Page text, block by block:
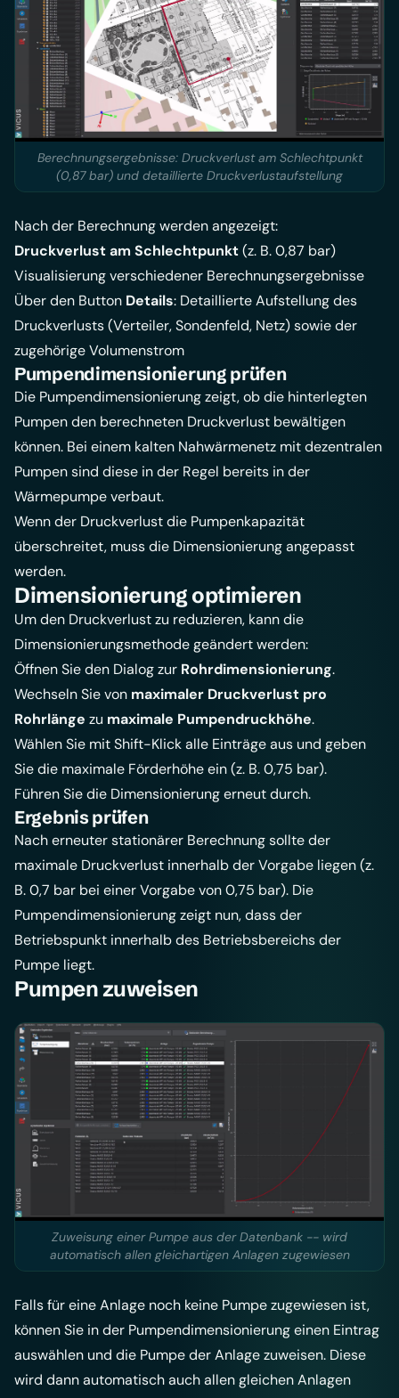
Berechnungsergebnisse: Druckverlust am Schlechtpunkt
(0,87 bar) und detaillierte Druckverlustaufstellung
Nach der Berechnung werden angezeigt:
Druckverlust am Schlechtpunkt(z. B. 0,87 bar)
Visualisierung verschiedener Berechnungsergebnisse
Über den Button Details: Detaillierte Aufstellung des
Druckverlusts (Verteiler, Sondenfeld, Netz) sowie der
zugehörige Volumenstrom
Pumpendimensionierung prüfen
Die Pumpendimensionierung zeigt, ob die hinterlegten
Pumpen den berechneten Druckverlust bewältigen
können. Bei einem kalten Nahwärmenetz mit dezentralen
Pumpen sind diese in der Regel bereits in der
Wärmepumpe verbaut.
Wenn der Druckverlust die Pumpenkapazität
überschreitet, muss die Dimensionierung angepasst
werden.
Dimensionierung optimieren
Um den Druckverlust zu reduzieren, kann die
Dimensionierungsmethode geändert werden:
Öffnen Sie den Dialog zur Rohrdimensionierung.
Wechseln Sie von maximaler Druckverlust pro
Rohrlänge zu maximale Pumpendruckhöhe.
Wählen Sie mit Shift-Klick alle Einträge aus und geben
Sie die maximale Förderhöhe ein (z. B. 0,75 bar).
Führen Sie die Dimensionierung erneut durch.
Ergebnis prüfen
Nach erneuter stationärer Berechnung sollte der
maximale Druckverlust innerhalb der Vorgabe liegen (z.
B. 0,7 bar bei einer Vorgabe von 0,75 bar). Die
Pumpendimensionierung zeigt nun, dass der
Betriebspunkt innerhalb des Betriebsbereichs der
Pumpe liegt.
Pumpen zuweisen
Zuweisung einer Pumpe aus der Datenbank -- wird
automatisch allen gleichartigen Anlagen zugewiesen
Falls für eine Anlage noch keine Pumpe zugewiesen ist,
können Sie in der Pumpendimensionierung einen Eintrag
auswählen und die Pumpe der Anlage zuweisen. Diese
wird dann automatisch auch allen gleichen Anlagen